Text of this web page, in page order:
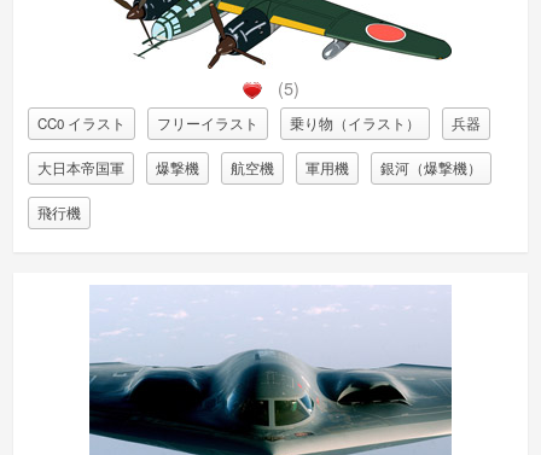
(5)
CC0 イラスト フリーイラスト 乗り物（イラスト） 兵器
大日本帝国軍 爆撃機 航空機 軍用機 銀河（爆撃機）
飛行機